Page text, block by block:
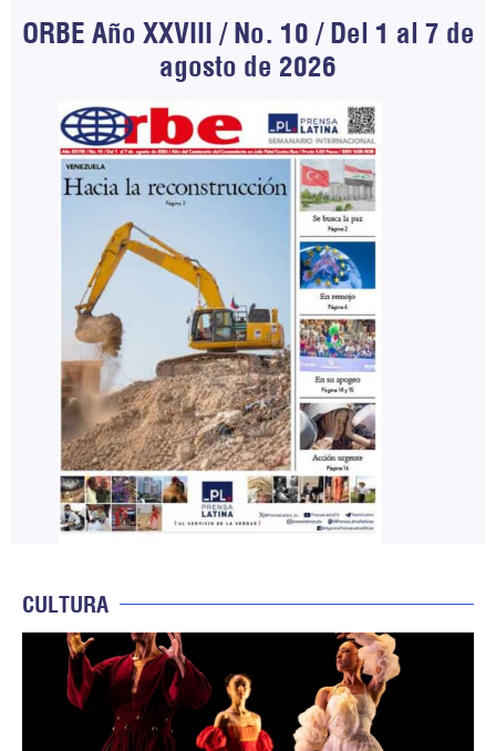
ORBE Año XXVIII / No. 10 / Del 1 al 7 de
agosto de 2026
CULTURA